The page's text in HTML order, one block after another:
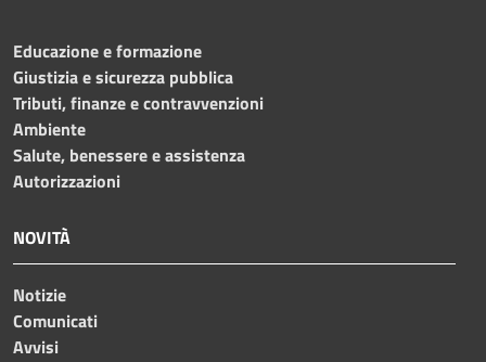
Educazione e formazione
Giustizia e sicurezza pubblica
Tributi, finanze e contravvenzioni
Ambiente
Salute, benessere e assistenza
Autorizzazioni
NOVITÀ
Notizie
Comunicati
Avvisi